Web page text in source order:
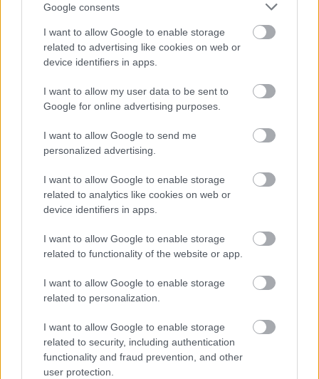
Google consents
I want to allow Google to enable storage
related to advertising like cookies on web or
device identifiers in apps.
I want to allow my user data to be sent to
Google for online advertising purposes.
I want to allow Google to send me
personalized advertising.
I want to allow Google to enable storage
related to analytics like cookies on web or
device identifiers in apps.
I want to allow Google to enable storage
related to functionality of the website or app.
I want to allow Google to enable storage
related to personalization.
I want to allow Google to enable storage
related to security, including authentication
functionality and fraud prevention, and other
user protection.
Nem sokáig marad képernyőn az RTL
Klub új műsora
Jasinka Ádám•
Május 2-án debütált az RTL Klubon a tévéadó egyik
új saját gyártású realityje, a különleges kísérletnek is
felfogható párkereső műsor, a Házasság első
látásra. A műsorban négy, vakházasságot kötő pár
közös életének első hónapját követhetjük nyomon
addig a pontig, amikor is eldöntik, együtt vagy…